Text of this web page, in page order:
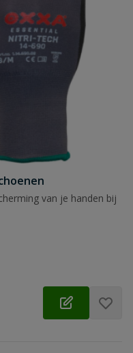
van je handen bij